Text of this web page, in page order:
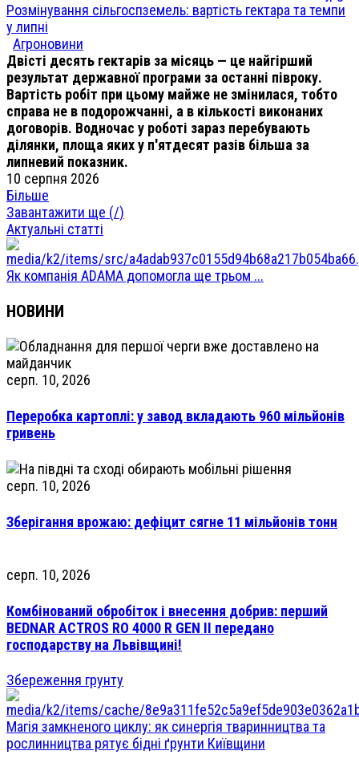
Розмінування сільгоспземель: вартість гектара та темпи
у липні
Агроновини
Двісті десять гектарів за місяць — це найгірший
результат державної програми за останні півроку.
Вартість робіт при цьому майже не змінилася, тобто
справа не в подорожчанні, а в кількості виконаних
договорів. Водночас у роботі зараз перебувають
ділянки, площа яких у п'ятдесят разів більша за
липневий показник.
10 серпня 2026
Більше
Завантажити ще (/)
Актуальні статті
Як компанія ADAMA допомогла ще трьом ...
НОВИНИ
серп. 10, 2026
Переробка картоплі: у завод вкладають 960 мільйонів
гривень
серп. 10, 2026
Зберігання врожаю: дефіцит сягне 11 мільйонів тонн
серп. 10, 2026
Комбінований обробіток і внесення добрив: перший
BEDNAR ACTROS RO 4000 R GEN II передано
господарству на Львівщині!
Збереження грунту
Магія замкненого циклу: як синергія тваринництва та
рослинництва рятує бідні ґрунти Київщини